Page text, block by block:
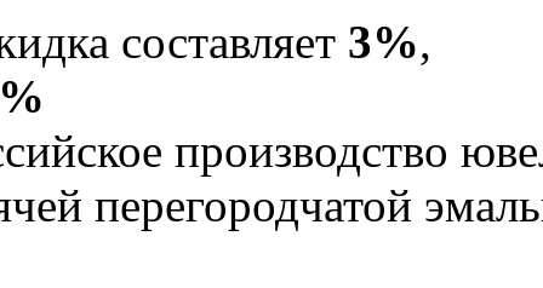
составляет 3%,
производство
перегородчатой